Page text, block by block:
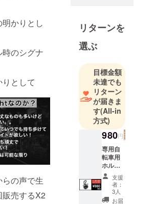
明かりとし
時のシグナ
りとして
の声で生
販売するX2
お届けした
いという想
いから2021
ウドファン
ディング事
業をスター
トしまし
た。
リターンを
選ぶ
目標金額
未達でも
リターン
が届きま
す(All-in
方式)
980円
専用自
転車用
ホル
ダー
【X2
Lightと
セット
支援
者：
3人
お届